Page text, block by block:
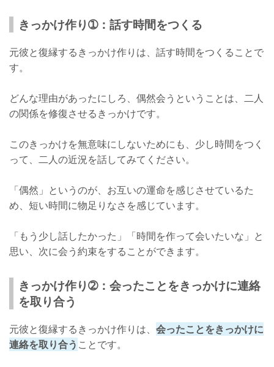
きっかけ作り➀：話す時間をつくる
元彼と復縁するきっかけ作りは、話す時間をつくることで
す。
どんな理由があったにしろ、偶然会うということは、二人
の関係を修復させるきっかけです。
このきっかけを無意味にしないためにも、少し時間をつく
って、二人の近況を話してみてください。
「偶然」というのが、お互いの運命を感じさせているた
め、短い時間に物足りなさを感じています。
「もう少し話したかった」「時間を作って会いたいな」と
思い、次に会う約束をすることができます。
きっかけ作り➁：会ったことをきっかけに連絡
を取り合う
元彼と復縁するきっかけ作りは、 会ったことをきっかけに
連絡を取り合う ことです。